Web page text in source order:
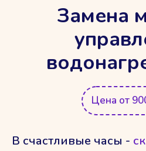
Замена
Цена от
В счастливые часы -